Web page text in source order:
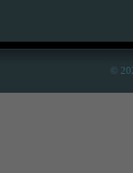
©